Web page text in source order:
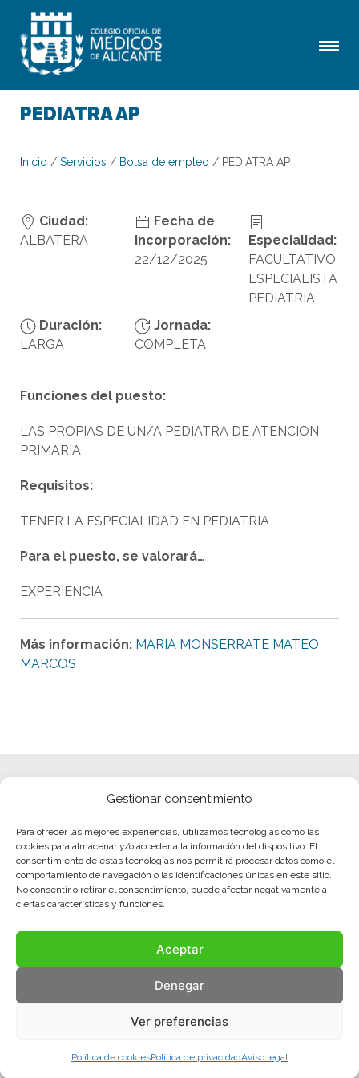
Gestionar consentimiento
Para ofrecer las mejores experiencias, utilizamos tecnologías como las
cookies para almacenar y/o acceder a la información del dispositivo. El
consentimiento de estas tecnologías nos permitirá procesar datos como el
comportamiento de navegación o las identificaciones únicas en este sitio.
No consentir o retirar el consentimiento, puede afectar negativamente a
ciertas características y funciones.
Aceptar
Denegar
Ver preferencias
Política de cookiesPolítica de privacidadAviso legal
PEDIATRA AP
Inicio / Servicios / Bolsa de empleo / PEDIATRA AP
Ciudad:
ALBATERA
Fecha de
incorporación:
22/12/2025
Especialidad:
FACULTATIVO
ESPECIALISTA
PEDIATRIA
Duración:
LARGA
Jornada:
COMPLETA
Funciones del puesto:
LAS PROPIAS DE UN/A PEDIATRA DE ATENCION
PRIMARIA
Requisitos:
TENER LA ESPECIALIDAD EN PEDIATRIA
Para el puesto, se valorará…
EXPERIENCIA
Más información: MARIA MONSERRATE MATEO
MARCOS